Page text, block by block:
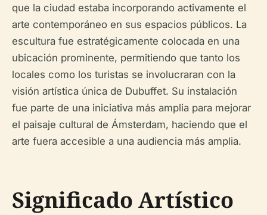
que la ciudad estaba incorporando activamente el
arte contemporáneo en sus espacios públicos. La
escultura fue estratégicamente colocada en una
ubicación prominente, permitiendo que tanto los
locales como los turistas se involucraran con la
visión artística única de Dubuffet. Su instalación
fue parte de una iniciativa más amplia para mejorar
el paisaje cultural de Ámsterdam, haciendo que el
arte fuera accesible a una audiencia más amplia.
Significado Artístico